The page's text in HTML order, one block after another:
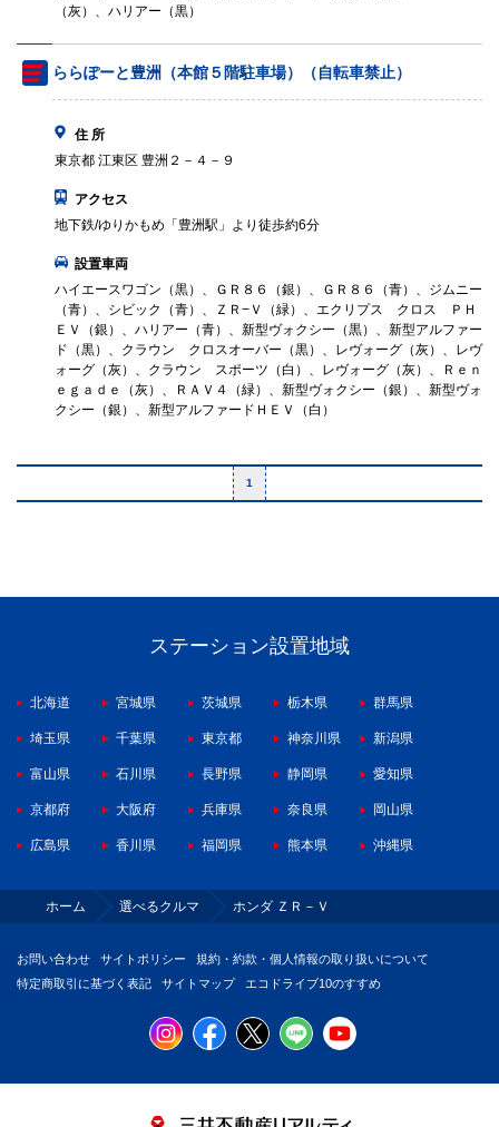
（灰）、ハリアー（黒）
ららぽーと豊洲（本館５階駐車場）（自転車禁止）
住 所
東京都 江東区 豊洲２－４－９
アクセス
地下鉄/ゆりかもめ「豊洲駅」より徒歩約6分
設置車両
ハイエースワゴン（黒）、ＧＲ８６（銀）、ＧＲ８６（青）、ジムニー
（青）、シビック（青）、ＺＲ−Ｖ（緑）、エクリプス クロス ＰＨ
ＥＶ（銀）、ハリアー（青）、新型ヴォクシー（黒）、新型アルファー
ド（黒）、クラウン クロスオーバー（黒）、レヴォーグ（灰）、レヴ
ォーグ（灰）、クラウン スポーツ（白）、レヴォーグ（灰）、Ｒｅｎ
ｅｇａｄｅ（灰）、ＲＡＶ４（緑）、新型ヴォクシー（銀）、新型ヴォ
クシー（銀）、新型アルファードＨＥＶ（白）
1
ステーション設置地域
北海道 宮城県 茨城県 栃木県 群馬県
埼玉県 千葉県 東京都 神奈川県 新潟県
富山県 石川県 長野県 静岡県 愛知県
京都府 大阪府 兵庫県 奈良県 岡山県
広島県 香川県 福岡県 熊本県 沖縄県
ホーム 選べるクルマ ホンダ ＺＲ－Ｖ
お問い合わせ サイトポリシー
規約・約款・個人情報の取り扱いについて
特定商取引に基づく表記
サイトマップ エコドライブ10のすすめ